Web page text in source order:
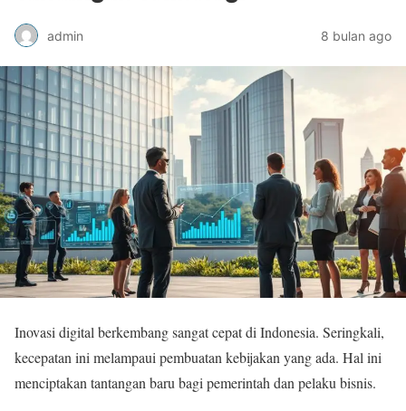
admin 8 bulan ago
Inovasi digital berkembang sangat cepat di Indonesia. Seringkali,
kecepatan ini melampaui pembuatan kebijakan yang ada. Hal ini
menciptakan tantangan baru bagi pemerintah dan pelaku bisnis.